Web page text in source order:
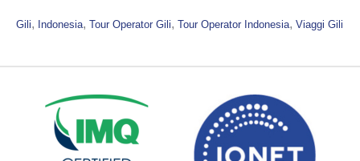
Gili, Indonesia, Tour Operator Gili, Tour Operator Indonesia, Viaggi Gili